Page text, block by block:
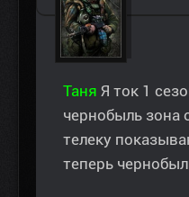
Таня Я ток 1
чернобыль зона
телеку
теперь